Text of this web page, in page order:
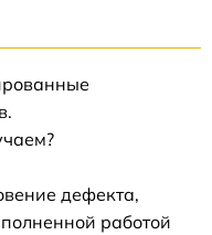
дефекта,
работой